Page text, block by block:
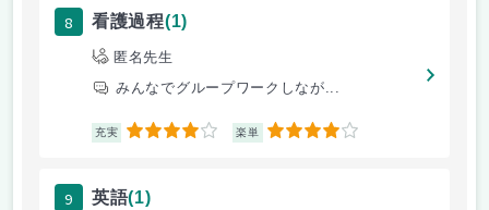
8 看護過程(1)
匿名先生
みんなでグループワークしなが...
充実 4 楽単 4
9 英語(1)